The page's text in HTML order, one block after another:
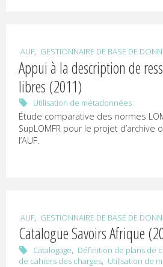
Documentation
communication
numériques
AUF, GESTIONNAIRE DE BASE DE
Appui à la description de
libres (2011)
Utilisation de métadonnées
Étude comparative des normes
SupLOMFR pour le projet d’archive
l’AUF.
AUF, GESTIONNAIRE DE BASE DE
Catalogue Savoirs Afrique
Catalogage, Définition de plans de
de cahiers des charges, Utilisation de